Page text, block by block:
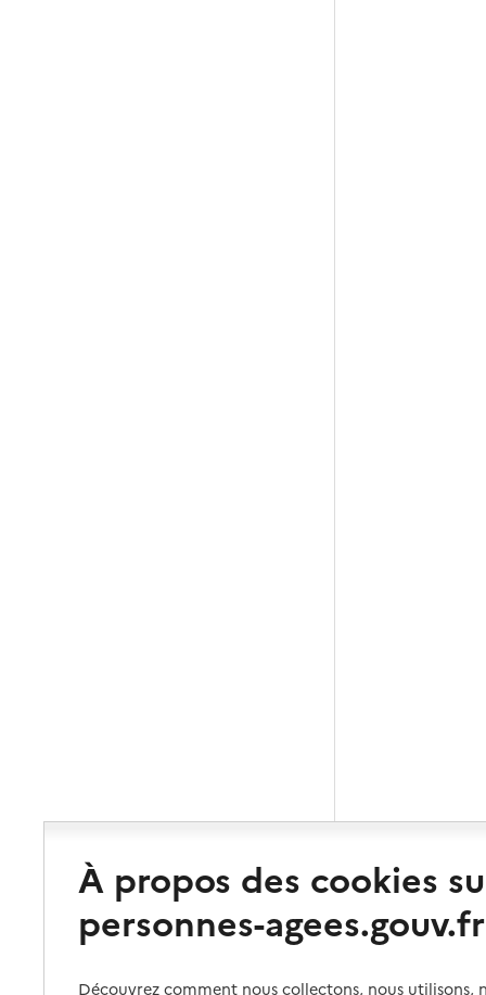
À propos des cookies
personnes-agees.gouv.fr
Découvrez comment nous collectons, nous